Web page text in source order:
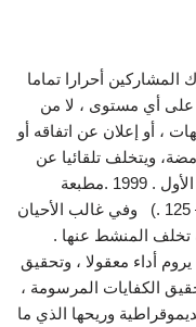
أحرارا تماما
على أي مستوى ، لا من
، أو إعلان عن اتفاقه أو
ويتخلف تلقائيا عن
الجماعة>( مجلة سيكلوجية التربية . العدد الأول . 1999 .مطبعة
النجاح الجديدة ، الدار البيضاء . ص: 124 – 125 .) وفي غالب الأحيان
تخلف المنشط عنها .
أداء معقولا ، وتحقيق
الكفايات المرسومة ،
وريحها الذي ما